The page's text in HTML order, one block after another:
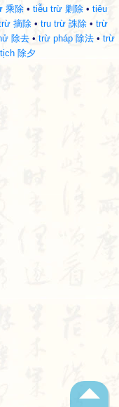
乘除 • tiễu trừ 剿除 • tiêu
摘除 • tru trừ 誅除 • trừ
除去 • trừ pháp 除法 • trừ
除夕